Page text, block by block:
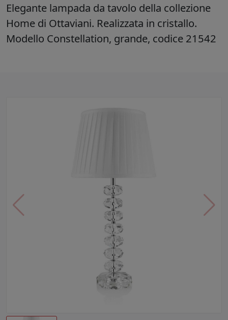
Elegante lampada da tavolo della collezione
Home di Ottaviani. Realizzata in cristallo.
Modello Constellation, grande, codice 21542